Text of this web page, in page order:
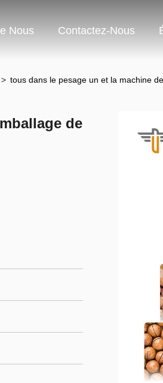
Nous Contactez-Nous
> tous dans le pesage un et la machine
de